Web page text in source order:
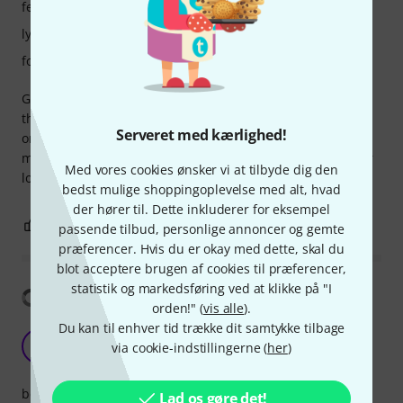
Serveret med kærlighed!
Med vores cookies ønsker vi at tilbyde dig den
bedst mulige shoppingoplevelse med alt, hvad
der hører til. Dette inkluderer for eksempel
passende tilbud, personlige annoncer og gemte
præferencer. Hvis du er okay med dette, skal du
blot acceptere brugen af cookies til præferencer,
statistik og markedsføring ved at klikke på "I
orden!" (vis alle).
Du kan til enhver tid trække dit samtykke tilbage
via cookie-indstillingerne (her)
Lad os gøre det!
Got it a few weeks ago and have been testing it here and
there. I am amazed of the sound quality. Recorded an
orchestra rehearsal, crystal clear audio. If you don’t need a
mega large recording system, consider this one. Perfect for
local orchestras, bands, music college students.
features
lyd
forarbejdning
0 ANMELD BEDØMMELSE
Vis oversættelse
Disappointing and limited
Whip 10.10.2025
betjening